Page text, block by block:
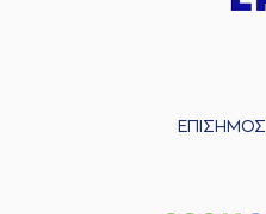
ΕΠΙΣΗΜΟΣ